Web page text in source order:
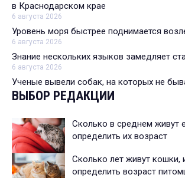
в Краснодарском крае
6 августа 2026
Уровень моря быстрее поднимается
6 августа 2026
Знание нескольких языков замедляет
6 августа 2026
Ученые вывели собак, на которых не
ВЫБОР РЕДАКЦИИ
Сколько в среднем живут
определить их возраст
Сколько лет живут кошки,
определить возраст